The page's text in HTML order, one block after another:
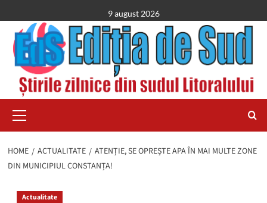
to
content
9 august 2026
Menu
HOME ACTUALITATE
ATENȚIE, SE OPREȘTE APA ÎN MAI MULTE ZONE
DIN MUNICIPIUL CONSTANȚA!
Actualitate